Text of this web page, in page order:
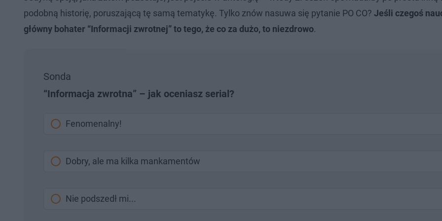
podobną historię, poruszającą tę samą tematykę. Tylko znów nasuwa się pytanie PO CO? Jeśli czegoś
główny bohater “Informacji zwrotnej” to tego, że co za dużo, to niezdrowo.
Sonda
“Informacja zwrotna” – jak oceniasz serial?
Fenomenalny!
Dobry, ale ma kilka mankamentów
Nie podszedł mi...